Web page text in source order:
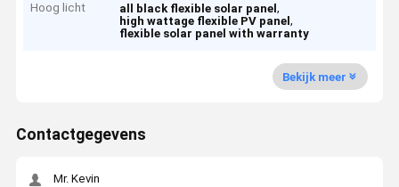
Hoog licht all black flexible solar panel,
high wattage flexible PV panel,
flexible solar panel with warranty
Bekijk meer
Contactgegevens
Mr. Kevin